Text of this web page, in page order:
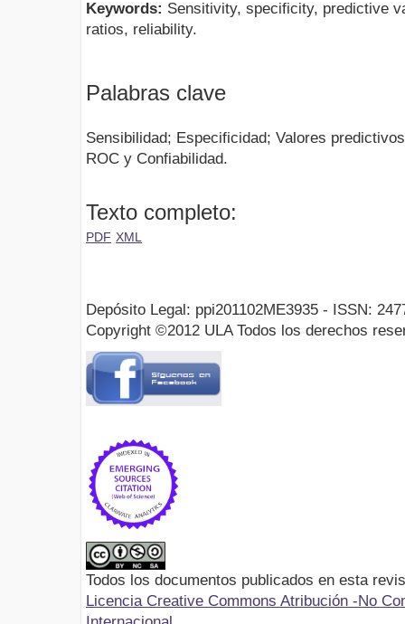
Keywords: Sensitivity, specificity, predictive
ratios, reliability.
Palabras clave
Sensibilidad; Especificidad; Valores
ROC y Confiabilidad.
Texto completo:
PDF XML
Depósito Legal: ppi201102ME3935 - ISSN:
Copyright ©2012 ULA Todos los derechos
Todos los documentos publicados en esta
Licencia Creative Commons Atribución -No